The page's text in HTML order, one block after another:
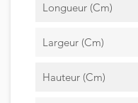
Longueur (cm)
Largeur (cm)
Hauteur (cm)